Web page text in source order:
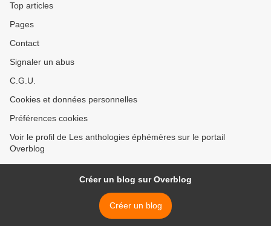
Top articles
Pages
Contact
Signaler un abus
C.G.U.
Cookies et données personnelles
Préférences cookies
Voir le profil de Les anthologies éphémères sur le portail
Overblog
Créer un blog sur Overblog
Créer un blog